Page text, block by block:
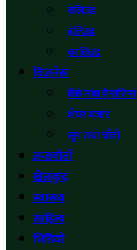
बलिउड
हलिउड
कालिउड
विजनेस
बैकं तथा ईन्साेरेन्स
शेयर बजार
सुन तथा चाँदी
अन्तर्वार्ता
खेलकुद
स्वास्थ्य
साहित्य
भिडियो